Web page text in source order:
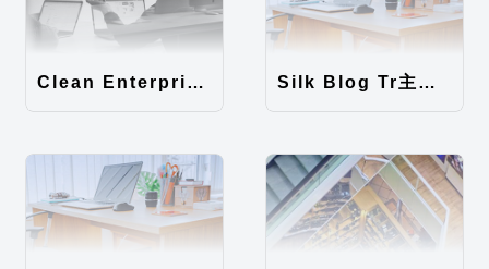
Clean Enterprise主题汉化包 Silk Blog Tr主题汉化包